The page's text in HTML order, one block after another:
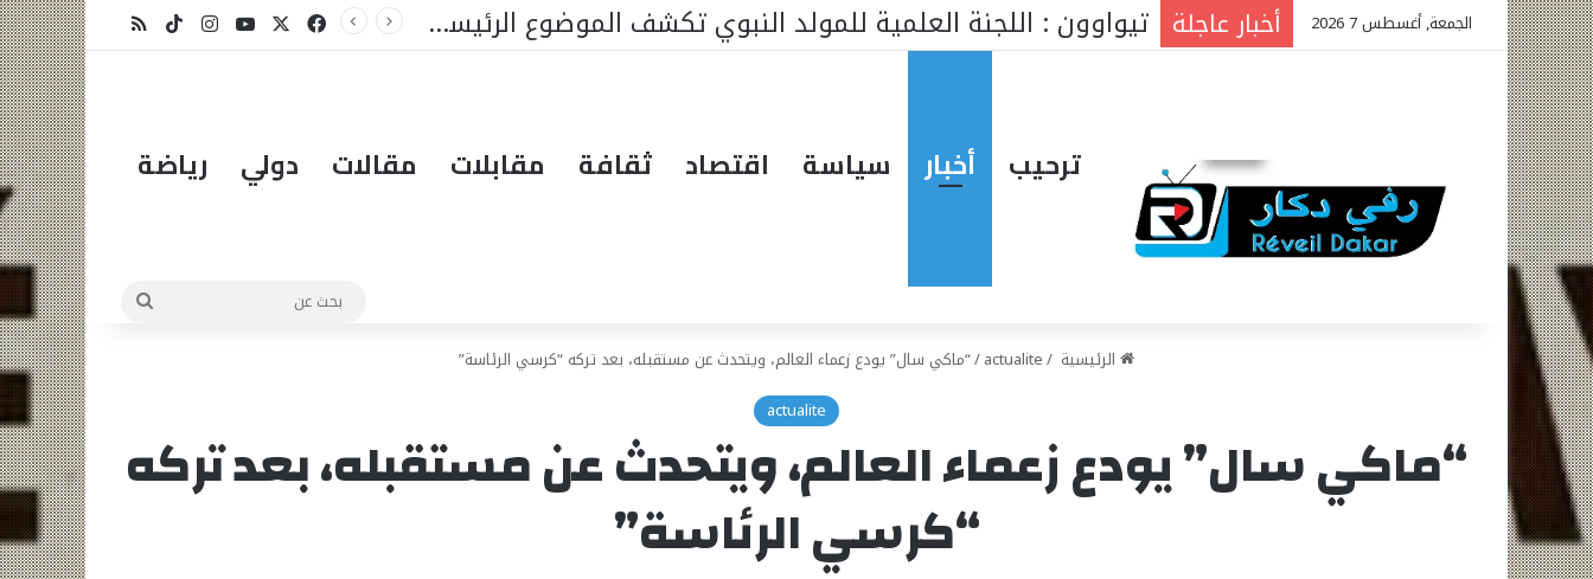
الجمعة, أغسطس 7 2026 أخبار عاجلة المتوسط ينتظر من يقود المستقبل… هل تكون إيطاليا صاحبة المبادرة؟ فيسبوكيوتيوبانستقرام
‫TikTokملخص الموقع RSS
ترحيب أخبار سياسة اقتصاد ثقافة مقابلات مقالات دولي رياضة
بحث
الرئيسية /
actualite
/“ماكي سال” يودع زعماء العالم، ويتحدث عن مستقبله، بعد تركه “كرسي الرئاسة”
actualite
“ماكي سال” يودع زعماء العالم، ويتحدث عن مستقبله، بعد تركه
“كرسي الرئاسة”